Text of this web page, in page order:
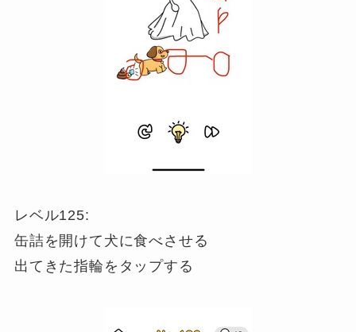
レベル125:
缶詰を開けて犬に食べさせる
出てきた指輪をタップする